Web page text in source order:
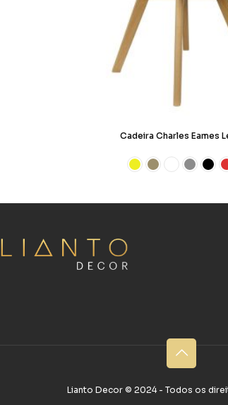
Cadeira Charles Eames
Lianto Decor ©‎ 2024 - Todos os